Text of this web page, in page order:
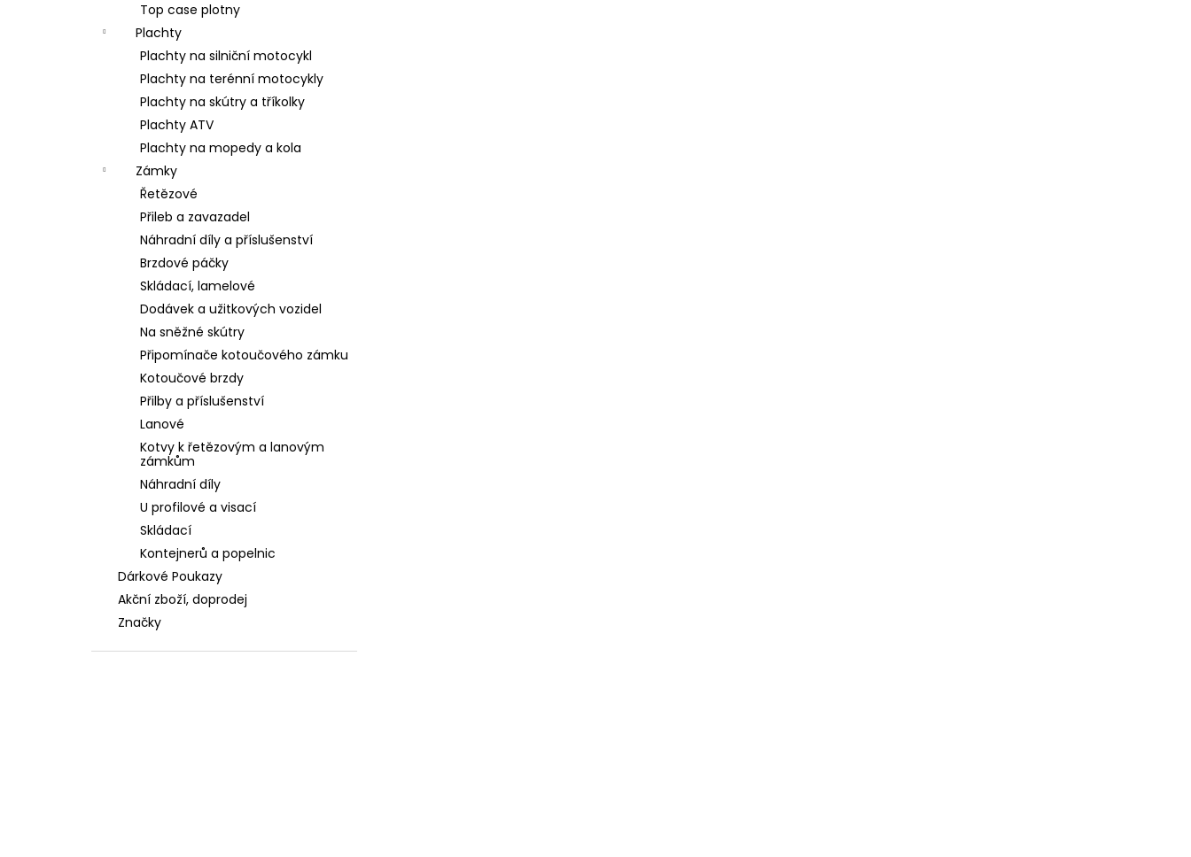
Top case plotny
Plachty
Plachty na silniční motocykl
Plachty na terénní motocykly
Plachty na skútry a tříkolky
Plachty ATV
Plachty na mopedy a kola
Zámky
Řetězové
Přileb a zavazadel
Náhradní díly a příslušenství
Brzdové páčky
Skládací, lamelové
Dodávek a užitkových vozidel
Na sněžné skútry
Připomínače kotoučového zámku
Kotoučové brzdy
Přilby a příslušenství
Lanové
Kotvy k řetězovým a lanovým
zámkům
Náhradní díly
U profilové a visací
Skládací
Kontejnerů a popelnic
Dárkové Poukazy
Akční zboží, doprodej
Značky